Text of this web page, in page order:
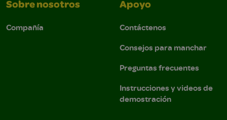
Sobre nosotros
Compañía
Apoyo
Contáctenos
Consejos para manchar
Preguntas frecuentes
Instrucciones y videos de
demostración